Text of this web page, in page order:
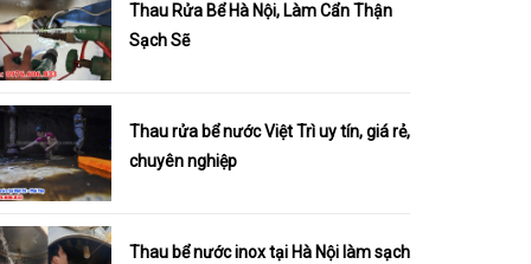
Thau Rửa Bể Hà Nội, Làm Cẩn Thận
Sạch Sẽ
Thau rửa bể nước Việt Trì uy tín, giá rẻ,
chuyên nghiệp
Thau bể nước inox tại Hà Nội làm sạch